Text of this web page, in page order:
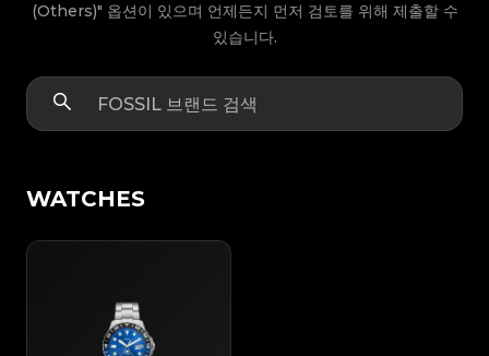
(Others)" 옵션이 있으며 언제든지 먼저 검토를 위해 제출할 수
있습니다.
WATCHES